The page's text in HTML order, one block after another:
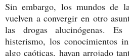
Sin embargo, los mundos de
vuelven a convergir en otro
las drogas alucinógenas.
histerismo, los conocimientos
algo caóticas, hayan arrojado